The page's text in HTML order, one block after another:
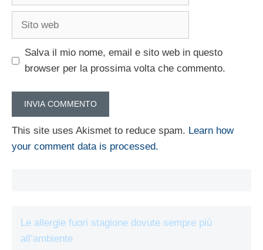
Sito
Salva il mio nome, email e sito web in questo
browser per la prossima volta che commento.
This site uses Akismet to reduce spam. Learn how
your comment data is processed.
Le allergie fuori stagione dovute sempre più
all’ambiente